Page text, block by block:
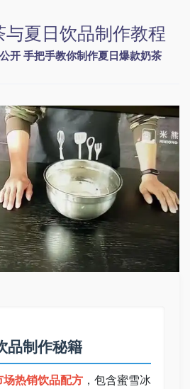
夏日饮品制作教程
开 手把手教你制作夏日爆款奶茶
品制作秘籍
场热销饮品配方 ，包含蜜雪冰